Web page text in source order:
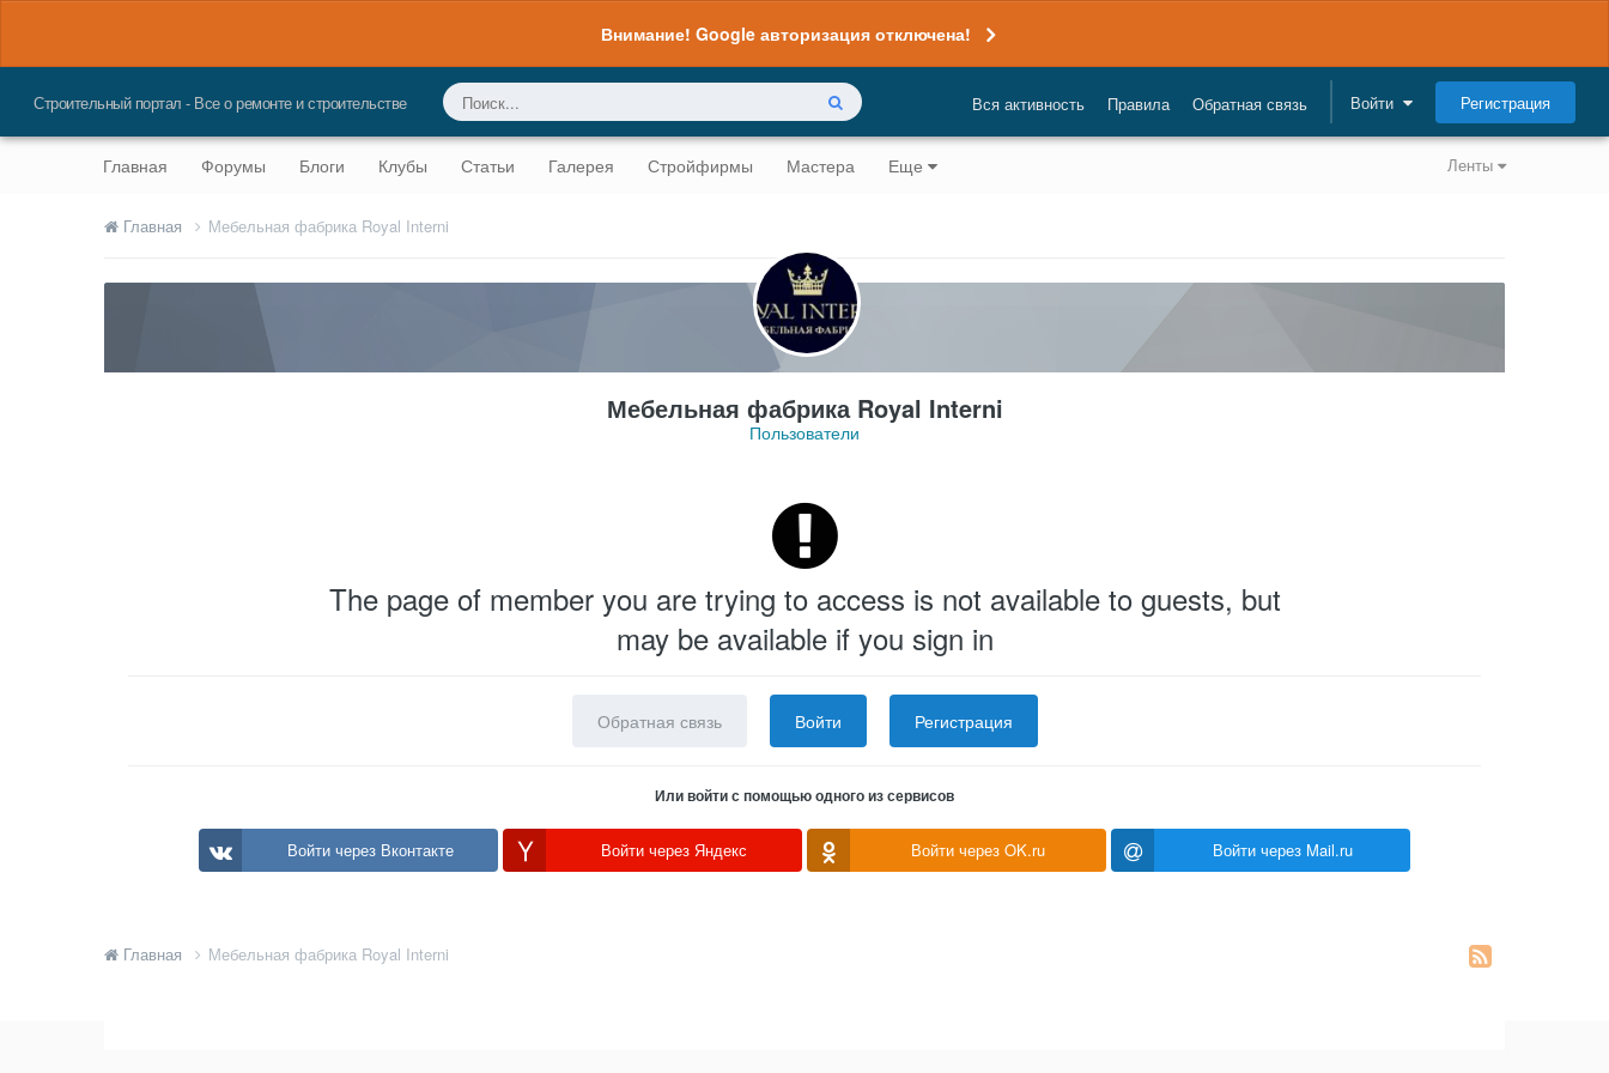
Внимание! Google авторизация отключена!
Строительный портал - Все о ремонте и строительстве Вся активность Правила Обратная связь Войти Регистрация
Ленты
Главная Форумы Блоги Клубы Статьи Галерея Стройфирмы Мастера Еще
Главная Мебельная фабрика Royal Interni
Мебельная фабрика Royal Interni
Пользователи
The page of member you are trying to access is not available to guests, but
may be available if you sign in
Обратная связь Войти Регистрация
Или войти с помощью одного из сервисов
Войти через Вконтакте Войти через Яндекс Войти через OK.ru Войти через Mail.ru
Главная Мебельная фабрика Royal Interni